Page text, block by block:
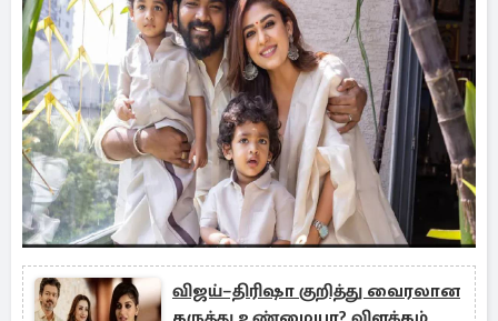
விஜய்–திரிஷா குறித்து வைரலான